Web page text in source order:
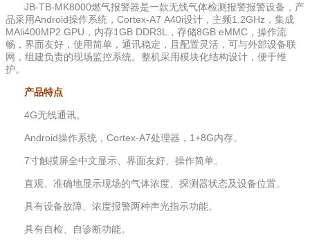
JB-TB-MK8000燃气报警器是一款无线气体检测报警报警设备，产
品采用Android操作系统，Cortex-A7 A40i设计，主频1.2GHz，集成
MAli400MP2 GPU，内存1GB DDR3L，存储8GB eMMC，操作流
畅，界面友好，使用简单，通讯稳定，且配置灵活，可与外部设备联
网，组建负责的现场监控系统。整机采用模块化结构设计，便于维
护。
产品特点
4G无线通讯。
Android操作系统，Cortex-A7处理器，1+8G内存。
7寸触摸屏全中文显示、界面友好、操作简单。
直观、准确地显示现场的气体浓度、探测器状态及设备位置。
具有设备故障、浓度报警两种声光指示功能。
具有自检、自诊断功能。